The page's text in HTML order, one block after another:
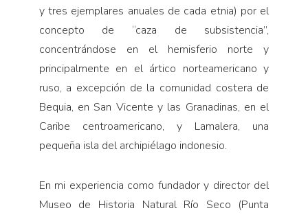
y tres ejemplares anuales de cada etnia) por el
concepto de “caza de subsistencia”,
concentrándose en el hemisferio norte y
principalmente en el ártico norteamericano y
ruso, a excepción de la comunidad costera de
Bequia, en San Vicente y las Granadinas, en el
Caribe centroamericano, y Lamalera, una
pequeña isla del archipiélago indonesio.
En mi experiencia como fundador y director del
Museo de Historia Natural Río Seco (Punta